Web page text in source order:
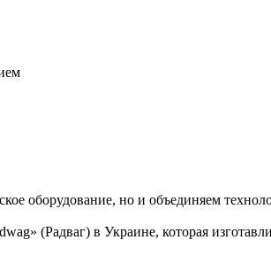
оборудование, но и объединяем
(Радваг) в Украине, которая